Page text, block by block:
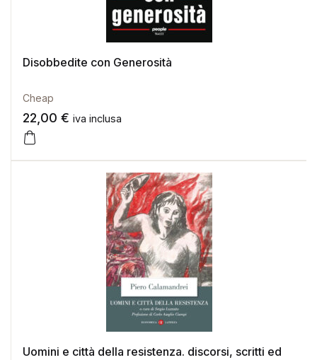
Disobbedite con Generosità
Cheap
22,00 € iva inclusa
Uomini e città della resistenza. discorsi, scritti ed